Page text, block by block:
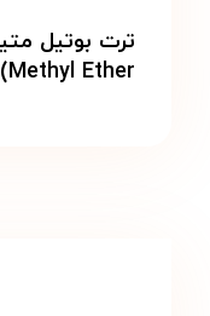
Methyl Ether)